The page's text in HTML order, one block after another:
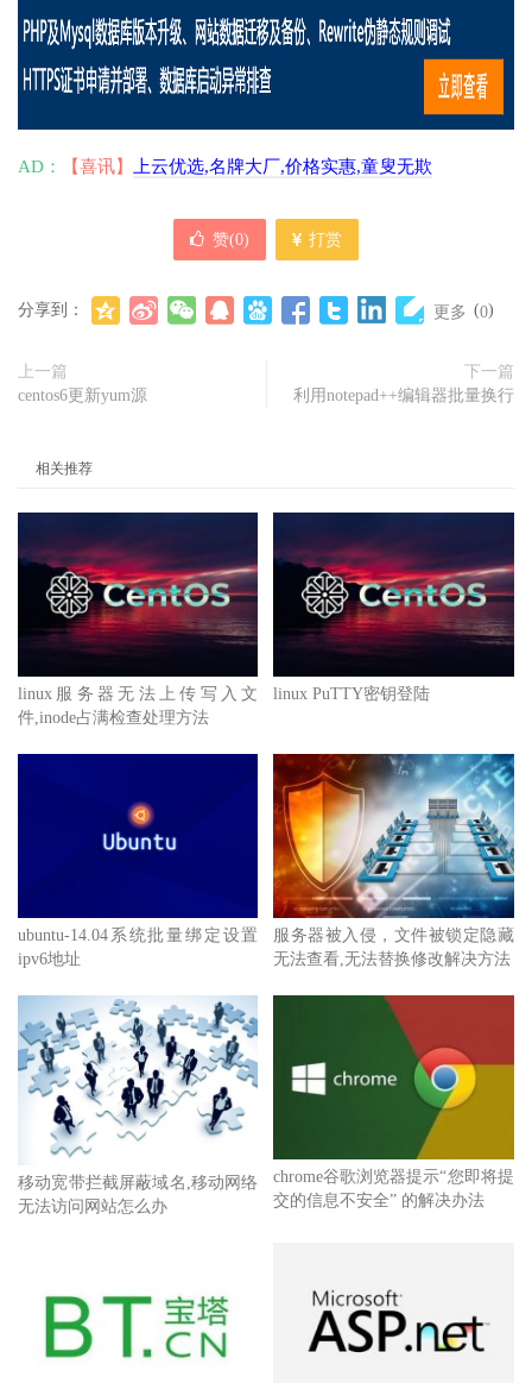
AD： 【喜讯】 上云优选,名牌大厂,价格实惠,童叟无欺
赞(0) 打赏
分享到： 更多 (0)
上一篇
centos6更新yum源
下一篇
利用notepad++编辑器批量换行
相关推荐
linux服务器无法上传写入文
件,inode占满检查处理方法
linux PuTTY密钥登陆
ubuntu-14.04系统批量绑定设置
ipv6地址
服务器被入侵，文件被锁定隐藏
无法查看,无法替换修改解决方法
移动宽带拦截屏蔽域名,移动网络
无法访问网站怎么办
chrome谷歌浏览器提示“您即将提
交的信息不安全” 的解决办法